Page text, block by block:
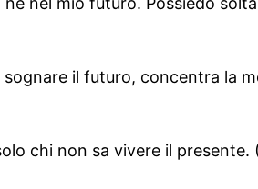
il futuro, concentra la
chi non sa vivere il presente.